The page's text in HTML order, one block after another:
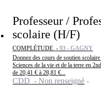
Professeur /
scolaire (H/F)
COMPLÉTUDE - 93 - GAGNY
Donnez des cours de soutien
Sciences de la vie et de la terre en
de 20,41 € à 28,81 €...
CDD - Non renseigné